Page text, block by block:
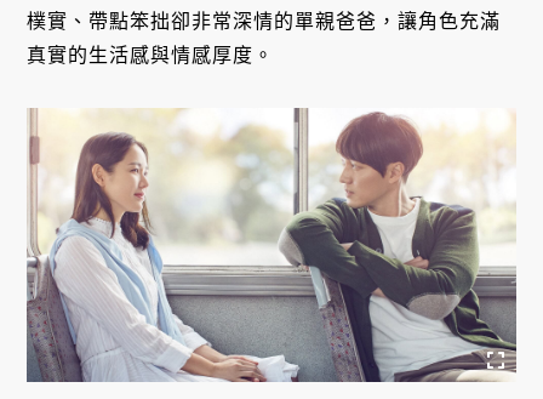
樸實、帶點笨拙卻非常深情的單親爸爸，讓角色充滿
真實的生活感與情感厚度。